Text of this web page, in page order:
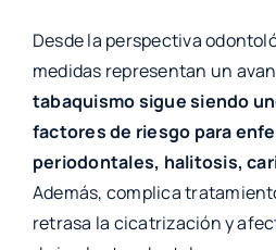
Desde la perspectiva
medidas representan un
tabaquismo sigue siendo
factores de riesgo para
periodontales, halitosis,
Además, complica
retrasa la cicatrización y